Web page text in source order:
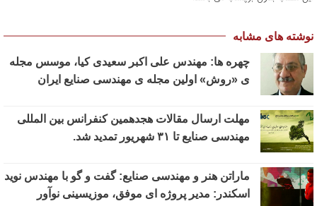
نوشته های مشابه
چهره ها: مهندس علی اکبر سعیدی کیا، موسس مجله
ی «روش» اولین مجله ی مهندسی صنایع ایران
مهلت ارسال مقالات هجدهمین کنفرانس بین المللی
مهندسی صنایع تا ۳۱ شهریور تمدید شد.
ماراتن هنر و مهندسی صنایع: گفت و گو با مهندس نوید
اسکندر: مدیر پروژه ای موفق، موزیسینی نوآور